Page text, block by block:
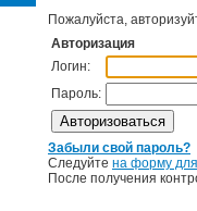
Пожалуйста,
Авторизация
Логин:
Пароль:
Забыли свой пароль?
Следуйте на форму
После получения